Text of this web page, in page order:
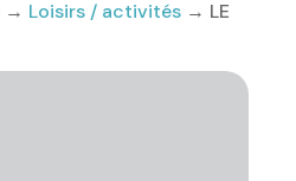
→ Loisirs / activités → LE